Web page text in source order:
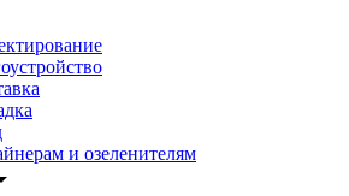
и озеленителям